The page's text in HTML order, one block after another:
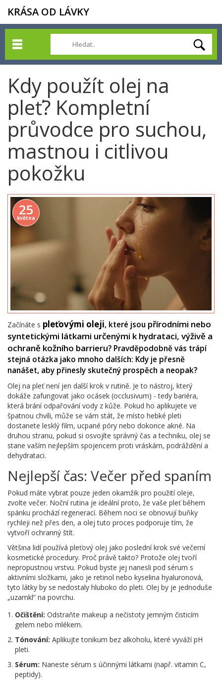
KRÁSA OD LÁVKY
Kdy použít olej na
pleť? Kompletní
průvodce pro suchou,
mastnou i citlivou
pokožku
25
května
Začínáte s pleťovými oleji, které jsou přírodními nebo
syntetickými látkami určenými k hydrataci, výživě a
ochraně kožního barrieru? Pravděpodobně vás trápí
stejná otázka jako mnoho dalších: Kdy je přesně
nanášet, aby přinesly skutečný prospěch a neopak?
Olej na pleť není jen další krok v rutině. Je to nástroj, který
dokáže zafungovat jako ocásek (occlusivum) - tedy bariéra,
která brání odpařování vody z kůže. Pokud ho aplikujete ve
špatnou chvíli, může se vám stát, že místo hebké pleti
dostanete lesklý film, ucpané póry nebo dokonce akné. Na
druhou stranu, pokud si osvojíte správný čas a techniku, olej se
stane vaším nejlepším spojencem proti vráskám, podráždění a
dehydrataci.
Nejlepší čas: Večer před spaním
Pokud máte vybrat pouze jeden okamžik pro použití oleje,
zvolte večer. Noční rutina je ideální proto, že vaše pleť během
spánku prochází regenerací. Během noci se obnovují buňky
rychleji než přes den, a olej tuto proces podporuje tím, že
vytvoří ochranný štít.
Většina lidí používá pleťový olej jako poslední krok své večerní
kosmetické procedury. Proč právě takto? Protože olej tvoří
nepropustnou vrstvu. Pokud byste jej nanesli pod sérum s
aktivními složkami, jako je retinol nebo kyselina hyaluronová,
tyto látky by se nedostaly hluboko do pleti. Olej by je jednoduše
„uzamkl“ na povrchu.
Očištění: Odstraňte makeup a nečistoty jemným čisticím
gelem nebo mlékem.
Tónování: Aplikujte tonikum bez alkoholu, které vyváží pH
pleti.
Sérum: Naneste sérum s účinnými látkami (např. vitamin C,
peptidy).